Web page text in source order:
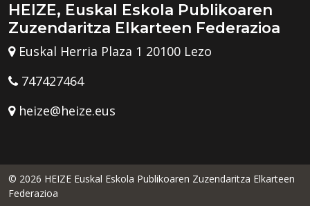
HEIZE, Euskal Eskola Publikoaren
Zuzendaritza Elkarteen Federazioa
Euskal Herria Plaza 1 20100 Lezo
747427464
heize@heize.eus
© 2026 HEIZE Euskal Eskola Publikoaren Zuzendaritza Elkarteen
Federazioa